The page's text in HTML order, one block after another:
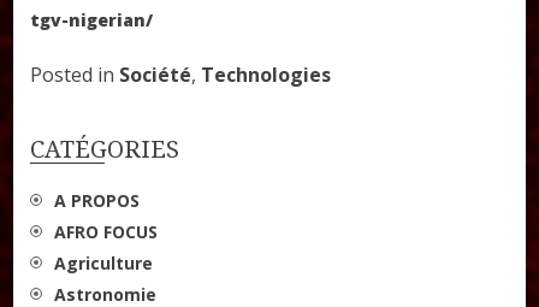
tgv-nigerian/
Posted in Société, Technologies
CATÉGORIES
A PROPOS
AFRO FOCUS
Agriculture
Astronomie